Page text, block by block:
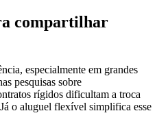
compartilhar
especialmente em grandes
pesquisas sobre
rígidos dificultam a troca
o aluguel flexível simplifica esse